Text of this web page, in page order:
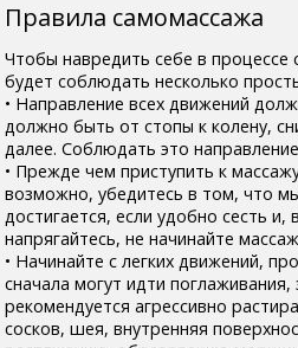
Правила самомассажа
Чтобы навредить себе в
будет соблюдать несколько
• Направление всех движений
должно быть от стопы к колену,
далее. Соблюдать это
• Прежде чем приступить к
возможно, убедитесь в том, что
достигается, если удобно сесть и,
напрягайтесь, не начинайте
• Начинайте с легких движений,
сначала могут идти
рекомендуется агрессивно
сосков, шея, внутренняя